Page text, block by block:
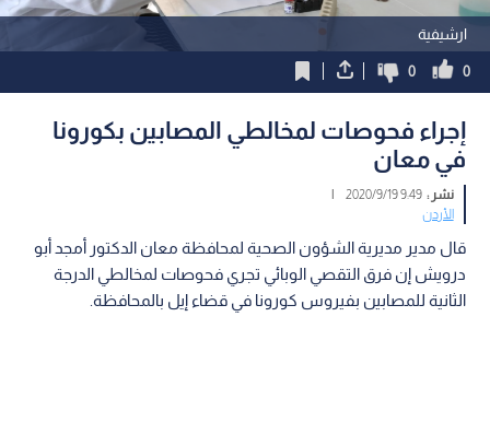
ارشيفية
0
0
إجراء فحوصات لمخالطي المصابين بكورونا
في معان
نشر :9:49 2020/9/19
|
الأردن
قال مدير مديرية الشؤون الصحية لمحافظة معان الدكتور أمجد أبو
درويش إن فرق التقصي الوبائي تجري فحوصات لمخالطي الدرجة
الثانية للمصابين بفيروس كورونا في قضاء إيل بالمحافظة.